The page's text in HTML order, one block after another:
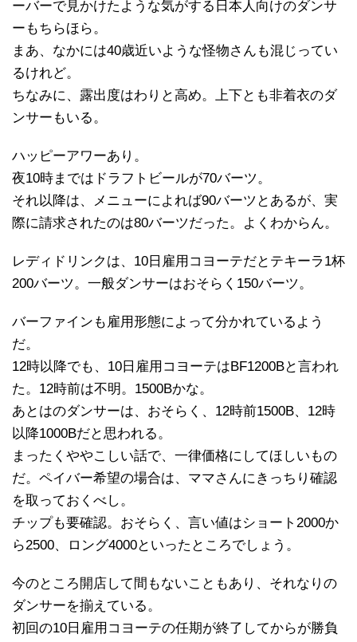
ーバーで見かけたような気がする日本人向けのダンサ
ーもちらほら。
まあ、なかには40歳近いような怪物さんも混じってい
るけれど。
ちなみに、露出度はわりと高め。上下とも非着衣のダ
ンサーもいる。
ハッピーアワーあり。
夜10時まではドラフトビールが70バーツ。
それ以降は、メニューによれば90バーツとあるが、実
際に請求されたのは80バーツだった。よくわからん。
レディドリンクは、10日雇用コヨーテだとテキーラ1杯
200バーツ。一般ダンサーはおそらく150バーツ。
バーファインも雇用形態によって分かれているよう
だ。
12時以降でも、10日雇用コヨーテはBF1200Bと言われ
た。12時前は不明。1500Bかな。
あとはのダンサーは、おそらく、12時前1500B、12時
以降1000Bだと思われる。
まったくややこしい話で、一律価格にしてほしいもの
だ。ペイバー希望の場合は、ママさんにきっちり確認
を取っておくべし。
チップも要確認。おそらく、言い値はショート2000か
ら2500、ロング4000といったところでしょう。
今のところ開店して間もないこともあり、それなりの
ダンサーを揃えている。
初回の10日雇用コヨーテの任期が終了してからが勝負